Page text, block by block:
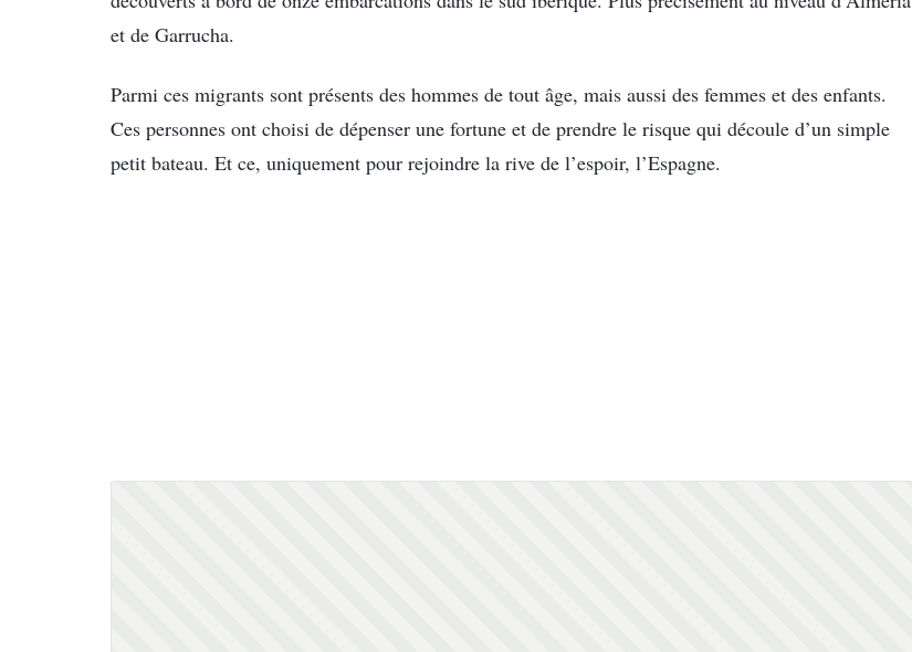
et de Garrucha.
Parmi ces migrants sont présents des hommes de tout âge, mais aussi des femmes et des enfants.
Ces personnes ont choisi de dépenser une fortune et de prendre le risque qui découle d’un simple
petit bateau. Et ce, uniquement pour rejoindre la rive de l’espoir, l’Espagne.